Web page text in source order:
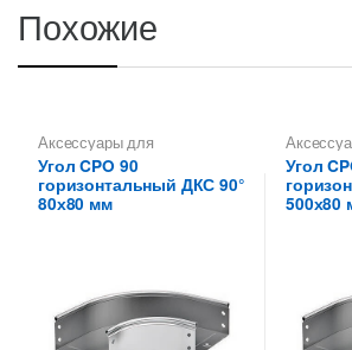
Похожие
Аксессуары для
металлических лотков
для цельных,
перфорированных лотков
Угол CPO 90
горизонтальный ДКС 90°
80х80 мм
для
Угол
500х80